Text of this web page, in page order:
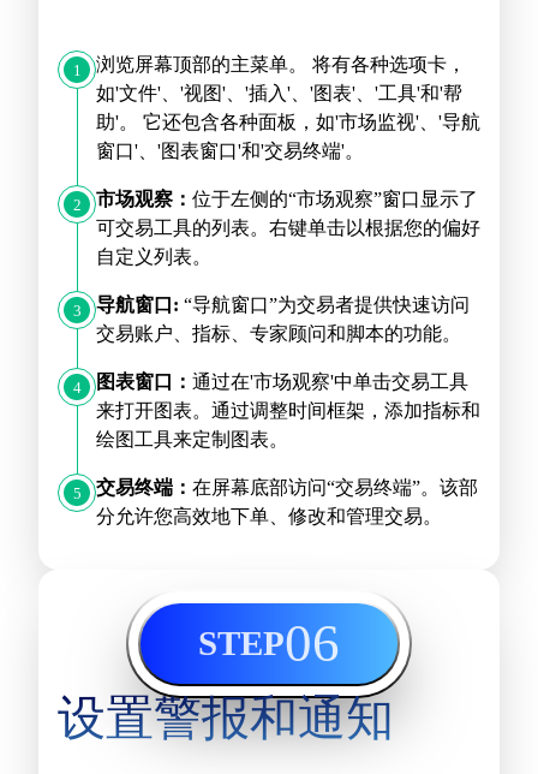
1
浏览屏幕顶部的主菜单。 将有各种选项卡，
如'文件'、'视图'、'插入'、'图表'、'工具'和'帮
助'。 它还包含各种面板，如'市场监视'、'导航
窗口'、'图表窗口'和'交易终端'。
2 市场观察： 位于左侧的“市场观察”窗口显示了
可交易工具的列表。右键单击以根据您的偏好
自定义列表。
3 导航窗口: “导航窗口”为交易者提供快速访问
交易账户、指标、专家顾问和脚本的功能。
4 图表窗口： 通过在'市场观察'中单击交易工具
来打开图表。通过调整时间框架，添加指标和
绘图工具来定制图表。
5 交易终端： 在屏幕底部访问“交易终端”。该部
分允许您高效地下单、修改和管理交易。
STEP06
设置警报和通知